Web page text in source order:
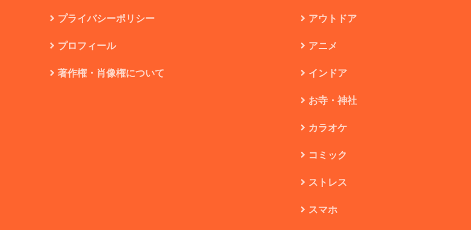
プライバシーポリシー
プロフィール
著作権・肖像権について
アウトドア
アニメ
インドア
お寺・神社
カラオケ
コミック
ストレス
スマホ